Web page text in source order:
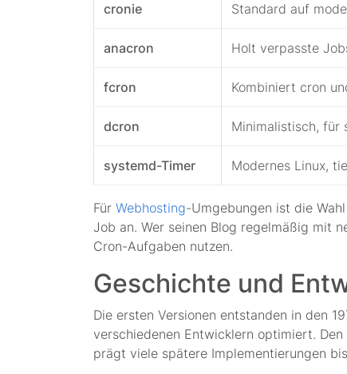
cronie Standard auf
anacron Holt verpasste
fcron Kombiniert cron
dcron Minimalistisch, für
systemd-Timer Modernes Linux,
Für Webhosting-Umgebungen ist die
Job an. Wer seinen Blog regelmäßig mit
Cron-Aufgaben nutzen.
Geschichte und
Die ersten Versionen entstanden in den
verschiedenen Entwicklern optimiert.
prägt viele spätere Implementierungen